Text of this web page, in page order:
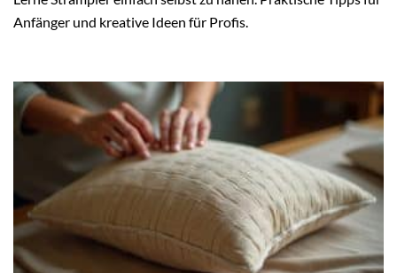
Anfänger und kreative Ideen für Profis.